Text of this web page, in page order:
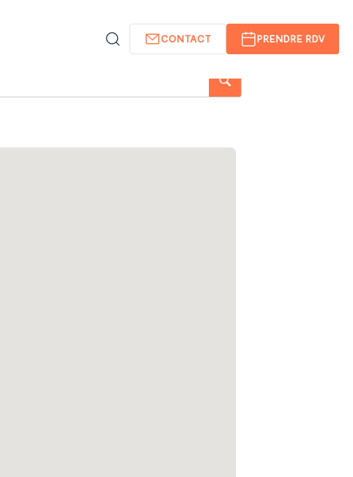
CONTACT PRENDRE RDV